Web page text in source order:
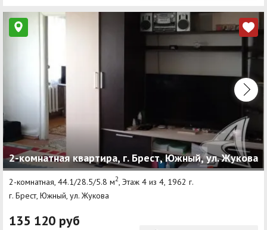
2-комнатная квартира, г. Брест, Южный, ул. Жукова
2-комнатная, 44.1/28.5/5.8 м2 , Этаж 4 из 4, 1962 г.
г. Брест, Южный, ул. Жукова
135 120 руб